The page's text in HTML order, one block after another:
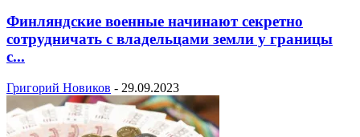
Финляндские военные начинают секретно
сотрудничать с владельцами земли у границы
с...
Григорий Новиков - 29.09.2023